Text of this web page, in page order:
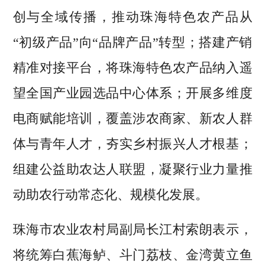
创与全域传播，推动珠海特色农产品从
“初级产品”向“品牌产品”转型；搭建产销
精准对接平台，将珠海特色农产品纳入遥
望全国产业园选品中心体系；开展多维度
电商赋能培训，覆盖涉农商家、新农人群
体与青年人才，夯实乡村振兴人才根基；
组建公益助农达人联盟，凝聚行业力量推
动助农行动常态化、规模化发展。
珠海市农业农村局副局长江村索朗表示，
将统筹白蕉海鲈、斗门荔枝、金湾黄立鱼